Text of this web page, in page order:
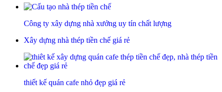
Công ty xây dựng nhà xưởng uy tín chất lượng
Xây dựng nhà thép tiền chế giá rẻ
thiết kế quán cafe nhỏ đẹp giá rẻ